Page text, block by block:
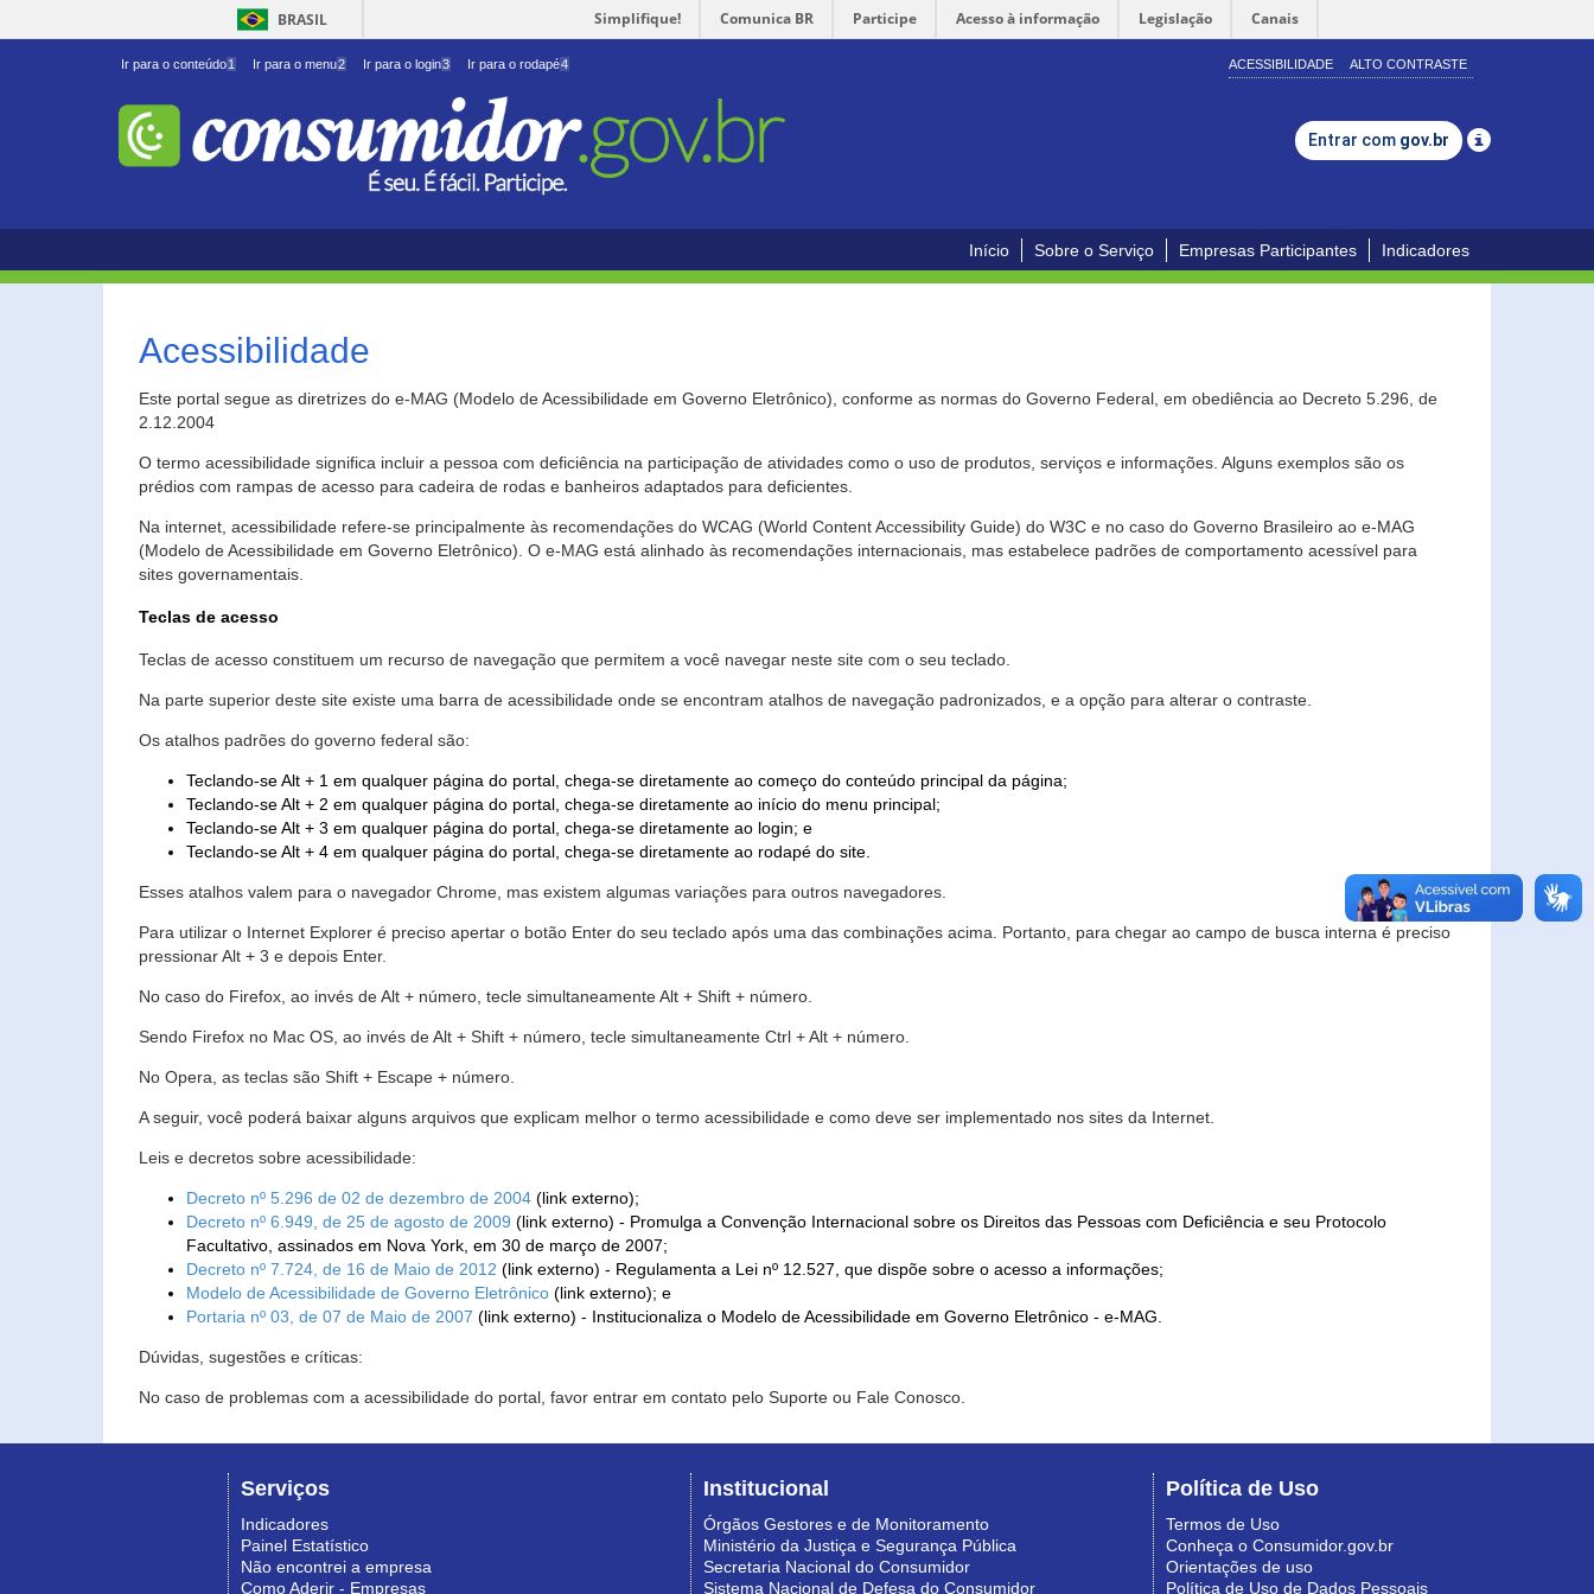
BRASIL Simplifique! Comunica BR Participe Acesso à informação Legislação Canais
Ir para o conteúdo1 Ir para o menu2 Ir para o login3 Ir para o rodapé4 ACESSIBILIDADE ALTO CONTRASTE
Entrar com gov.br
Início Sobre o Serviço Empresas Participantes Indicadores
Acessibilidade
Este portal segue as diretrizes do e-MAG (Modelo de Acessibilidade em Governo Eletrônico), conforme as normas do Governo Federal, em obediência ao Decreto 5.296, de
2.12.2004
O termo acessibilidade significa incluir a pessoa com deficiência na participação de atividades como o uso de produtos, serviços e informações. Alguns exemplos são os
prédios com rampas de acesso para cadeira de rodas e banheiros adaptados para deficientes.
Na internet, acessibilidade refere-se principalmente às recomendações do WCAG (World Content Accessibility Guide) do W3C e no caso do Governo Brasileiro ao e-MAG
(Modelo de Acessibilidade em Governo Eletrônico). O e-MAG está alinhado às recomendações internacionais, mas estabelece padrões de comportamento acessível para
sites governamentais.
Teclas de acesso
Teclas de acesso constituem um recurso de navegação que permitem a você navegar neste site com o seu teclado.
Na parte superior deste site existe uma barra de acessibilidade onde se encontram atalhos de navegação padronizados, e a opção para alterar o contraste.
Os atalhos padrões do governo federal são:
Teclando-se Alt + 1 em qualquer página do portal, chega-se diretamente ao começo do conteúdo principal da página;
Teclando-se Alt + 2 em qualquer página do portal, chega-se diretamente ao início do menu principal;
Teclando-se Alt + 3 em qualquer página do portal, chega-se diretamente ao login; e
Teclando-se Alt + 4 em qualquer página do portal, chega-se diretamente ao rodapé do site.
Esses atalhos valem para o navegador Chrome, mas existem algumas variações para outros navegadores.
Para utilizar o Internet Explorer é preciso apertar o botão Enter do seu teclado após uma das combinações acima. Portanto, para chegar ao campo de busca interna é preciso
pressionar Alt + 3 e depois Enter.
No caso do Firefox, ao invés de Alt + número, tecle simultaneamente Alt + Shift + número.
Sendo Firefox no Mac OS, ao invés de Alt + Shift + número, tecle simultaneamente Ctrl + Alt + número.
No Opera, as teclas são Shift + Escape + número.
A seguir, você poderá baixar alguns arquivos que explicam melhor o termo acessibilidade e como deve ser implementado nos sites da Internet.
Leis e decretos sobre acessibilidade:
Decreto nº 5.296 de 02 de dezembro de 2004 (link externo);
Decreto nº 6.949, de 25 de agosto de 2009 (link externo) - Promulga a Convenção Internacional sobre os Direitos das Pessoas com Deficiência e seu Protocolo
Facultativo, assinados em Nova York, em 30 de março de 2007;
Decreto nº 7.724, de 16 de Maio de 2012 (link externo) - Regulamenta a Lei nº 12.527, que dispõe sobre o acesso a informações;
Modelo de Acessibilidade de Governo Eletrônico (link externo); e
Portaria nº 03, de 07 de Maio de 2007 (link externo) - Institucionaliza o Modelo de Acessibilidade em Governo Eletrônico - e-MAG.
Dúvidas, sugestões e críticas:
No caso de problemas com a acessibilidade do portal, favor entrar em contato pelo Suporte ou Fale Conosco.
Serviços
Indicadores
Painel Estatístico
Não encontrei a empresa
Como Aderir - Empresas
Institucional
Órgãos Gestores e de Monitoramento
Ministério da Justiça e Segurança Pública
Secretaria Nacional do Consumidor
Sistema Nacional de Defesa do Consumidor
Política de Uso
Termos de Uso
Conheça o Consumidor.gov.br
Orientações de uso
Política de Uso de Dados Pessoais